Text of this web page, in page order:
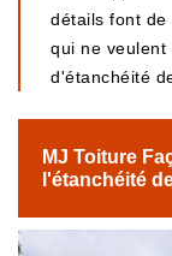
détails font de
qui ne
d'étanchéité
MJ Toiture
l'étanchéité